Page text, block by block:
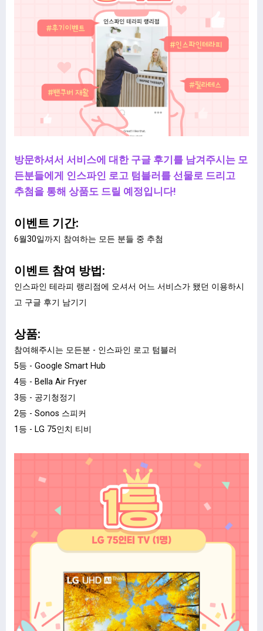
방문하셔서 서비스에 대한 구글 후기를 남겨주시는 모
든분들에게 인스파인 로고 텀블러를 선물로 드리고
추첨을 통해 상품도 드릴 예정입니다!
이벤트 기간:
6월30일까지 참여하는 모든 분들 중 추첨
이벤트 참여 방법:
인스파인 테라피 랭리점에 오셔서 어느 서비스가 됐던 이용하시
고 구글 후기 남기기
상품:
참여해주시는 모든분 - 인스파인 로고 텀블러
5등 - Google Smart Hub
4등 - Bella Air Fryer
3등 - 공기청정기
2등 - Sonos 스피커
1등 - LG 75인치 티비